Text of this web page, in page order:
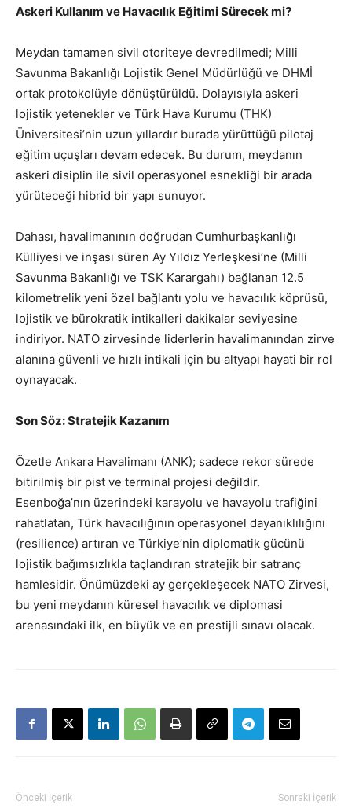
Askeri Kullanım ve Havacılık Eğitimi Sürecek mi?
Meydan tamamen sivil otoriteye devredilmedi; Milli
Savunma Bakanlığı Lojistik Genel Müdürlüğü ve DHMİ
ortak protokolüyle dönüştürüldü. Dolayısıyla askeri
lojistik yetenekler ve Türk Hava Kurumu (THK)
Üniversitesi’nin uzun yıllardır burada yürüttüğü pilotaj
eğitim uçuşları devam edecek. Bu durum, meydanın
askeri disiplin ile sivil operasyonel esnekliği bir arada
yürüteceği hibrid bir yapı sunuyor.
Dahası, havalimanının doğrudan Cumhurbaşkanlığı
Külliyesi ve inşası süren Ay Yıldız Yerleşkesi’ne (Milli
Savunma Bakanlığı ve TSK Karargahı) bağlanan 12.5
kilometrelik yeni özel bağlantı yolu ve havacılık köprüsü,
lojistik ve bürokratik intikalleri dakikalar seviyesine
indiriyor. NATO zirvesinde liderlerin havalimanından zirve
alanına güvenli ve hızlı intikali için bu altyapı hayati bir rol
oynayacak.
Son Söz: Stratejik Kazanım
Özetle Ankara Havalimanı (ANK); sadece rekor sürede
bitirilmiş bir pist ve terminal projesi değildir.
Esenboğa’nın üzerindeki karayolu ve havayolu trafiğini
rahatlatan, Türk havacılığının operasyonel dayanıklılığını
(resilience) artıran ve Türkiye’nin diplomatik gücünü
lojistik bağımsızlıkla taçlandıran stratejik bir satranç
hamlesidir. Önümüzdeki ay gerçekleşecek NATO Zirvesi,
bu yeni meydanın küresel havacılık ve diplomasi
arenasındaki ilk, en büyük ve en prestijli sınavı olacak.
Önceki İçerik Sonraki İçerik